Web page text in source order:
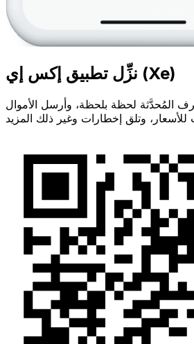
نزِّل تطبيق إكس إي (Xe)
المُحدَّثة لحظة بلحظة، وأرسل الأموال